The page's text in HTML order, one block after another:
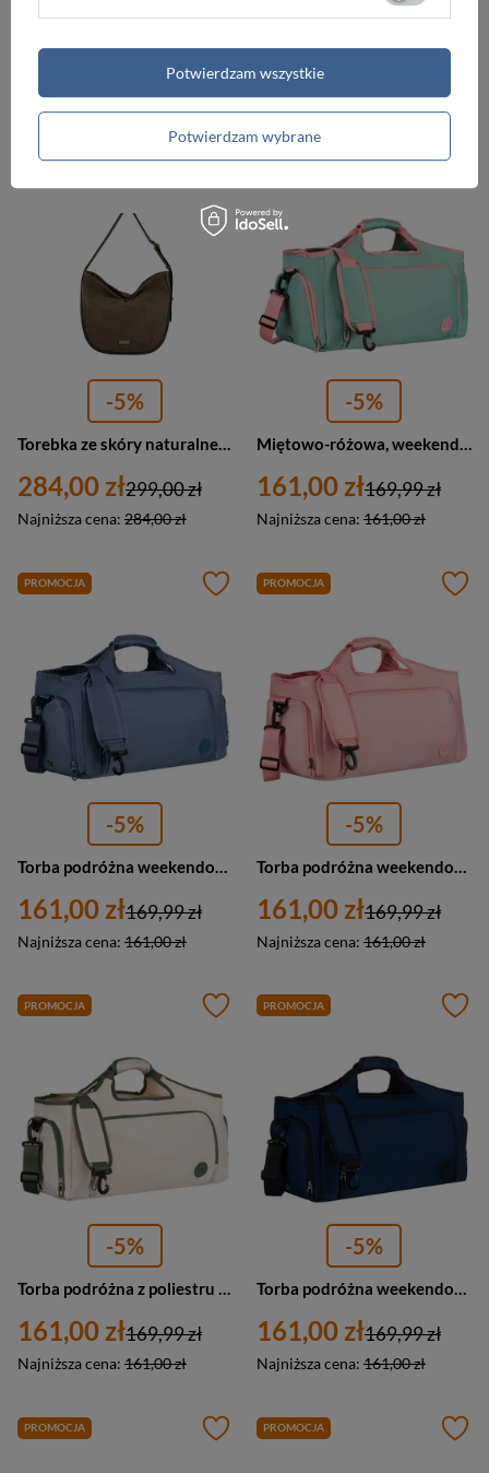
Torebka zamszowa damska Barberini's 1003-1 worek A4 czarna
284,00 zł
Najniższa cena:284,00 zł
299,00 zł 284,00 zł
Najniższa cena:284,00 zł
PROMOCJA
-5%
Torebka ze skóry naturalnej damska Barberini's 1003-9 worek A4 ciemnobeżowa
284,00 zł
Najniższa cena: 284,00 zł
299,00 zł
PROMOCJA
-5%
Miętowo-różowa, weekendowa torba podróżna z komorą termiczną na obuwie - Peterson
161,00 zł
Najniższa cena: 161,00 zł
169,99 zł
PROMOCJA
-5%
161,00 zł
Najniższa cena: 161,00 zł
169,99 zł
PROMOCJA
-5%
161,00 zł
Najniższa cena: 161,00 zł
169,99 zł
PROMOCJA
-5%
Torba podróżna z poliestru unisex Peterson 24480 weekendowa A4 zielono-ecru
161,00 zł
Najniższa cena: 161,00 zł
169,99 zł
PROMOCJA
-5%
Torba podróżna weekendowa na ramię sportowa granatowa Peterson
161,00 zł
Najniższa cena: 161,00 zł
169,99 zł
PROMOCJA PROMOCJA
Potwierdzam wybrane
Potwierdzam wszystkie